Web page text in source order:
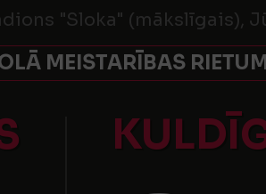
"Sloka" (mākslīgais),
MEISTARĪBAS